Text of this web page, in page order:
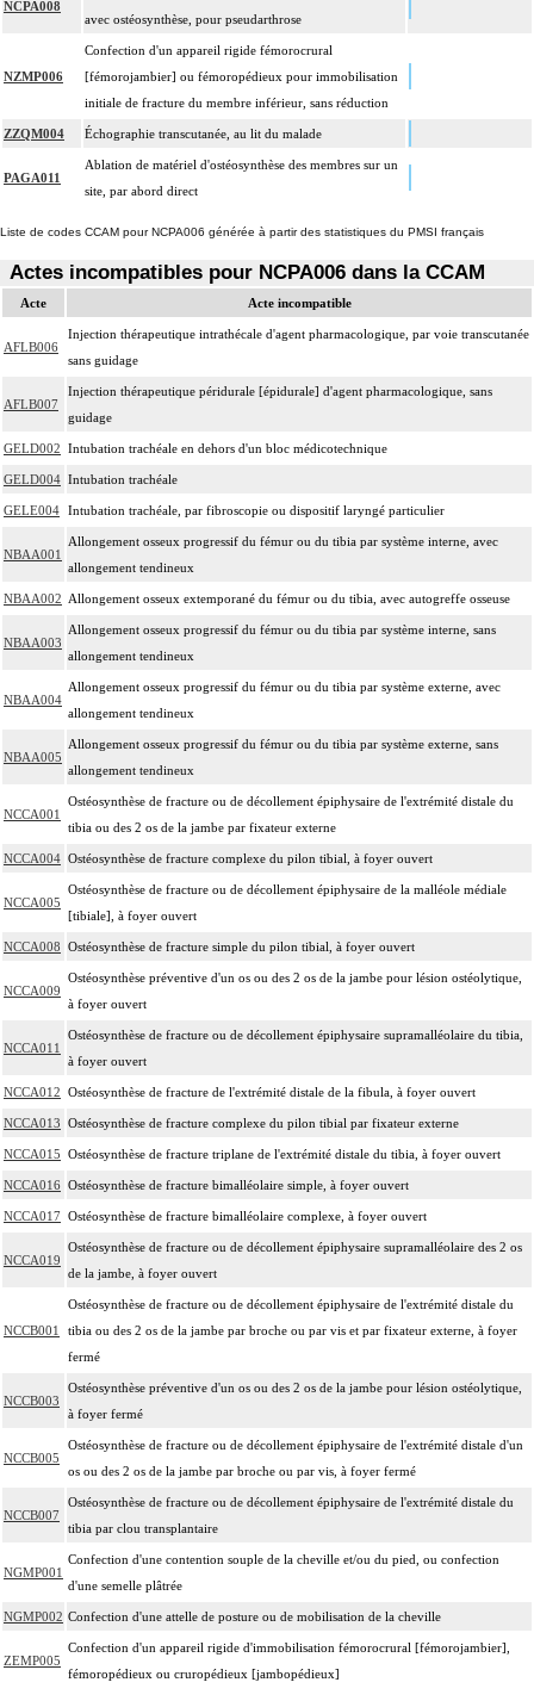
NCPA008
avec ostéosynthèse, pour pseudarthrose
NZMP006
Confection d'un appareil rigide fémorocrural
[fémorojambier] ou fémoropédieux pour immobilisation
initiale de fracture du membre inférieur, sans réduction
ZZQM004 Échographie transcutanée, au lit du malade
PAGA011
Ablation de matériel d'ostéosynthèse des membres sur un
site, par abord direct
Liste de codes CCAM pour NCPA006 générée à partir des statistiques du PMSI français
Actes incompatibles pour NCPA006 dans la CCAM
Acte Acte incompatible
AFLB006
Injection thérapeutique intrathécale d'agent pharmacologique, par voie transcutanée
sans guidage
AFLB007
Injection thérapeutique péridurale [épidurale] d'agent pharmacologique, sans
guidage
GELD002 Intubation trachéale en dehors d'un bloc médicotechnique
GELD004 Intubation trachéale
GELE004 Intubation trachéale, par fibroscopie ou dispositif laryngé particulier
NBAA001
Allongement osseux progressif du fémur ou du tibia par système interne, avec
allongement tendineux
NBAA002 Allongement osseux extemporané du fémur ou du tibia, avec autogreffe osseuse
NBAA003
Allongement osseux progressif du fémur ou du tibia par système interne, sans
allongement tendineux
NBAA004
Allongement osseux progressif du fémur ou du tibia par système externe, avec
allongement tendineux
NBAA005
Allongement osseux progressif du fémur ou du tibia par système externe, sans
allongement tendineux
NCCA001
Ostéosynthèse de fracture ou de décollement épiphysaire de l'extrémité distale du
tibia ou des 2 os de la jambe par fixateur externe
NCCA004 Ostéosynthèse de fracture complexe du pilon tibial, à foyer ouvert
NCCA005
Ostéosynthèse de fracture ou de décollement épiphysaire de la malléole médiale
[tibiale], à foyer ouvert
NCCA008 Ostéosynthèse de fracture simple du pilon tibial, à foyer ouvert
NCCA009
Ostéosynthèse préventive d'un os ou des 2 os de la jambe pour lésion ostéolytique,
à foyer ouvert
NCCA011
Ostéosynthèse de fracture ou de décollement épiphysaire supramalléolaire du tibia,
à foyer ouvert
NCCA012 Ostéosynthèse de fracture de l'extrémité distale de la fibula, à foyer ouvert
NCCA013 Ostéosynthèse de fracture complexe du pilon tibial par fixateur externe
NCCA015 Ostéosynthèse de fracture triplane de l'extrémité distale du tibia, à foyer ouvert
NCCA016 Ostéosynthèse de fracture bimalléolaire simple, à foyer ouvert
NCCA017 Ostéosynthèse de fracture bimalléolaire complexe, à foyer ouvert
NCCA019
Ostéosynthèse de fracture ou de décollement épiphysaire supramalléolaire des 2 os
de la jambe, à foyer ouvert
NCCB001
Ostéosynthèse de fracture ou de décollement épiphysaire de l'extrémité distale du
tibia ou des 2 os de la jambe par broche ou par vis et par fixateur externe, à foyer
fermé
NCCB003
Ostéosynthèse préventive d'un os ou des 2 os de la jambe pour lésion ostéolytique,
à foyer fermé
NCCB005
Ostéosynthèse de fracture ou de décollement épiphysaire de l'extrémité distale d'un
os ou des 2 os de la jambe par broche ou par vis, à foyer fermé
NCCB007
Ostéosynthèse de fracture ou de décollement épiphysaire de l'extrémité distale du
tibia par clou transplantaire
NGMP001
Confection d'une contention souple de la cheville et/ou du pied, ou confection
d'une semelle plâtrée
NGMP002 Confection d'une attelle de posture ou de mobilisation de la cheville
ZEMP005
Confection d'un appareil rigide d'immobilisation fémorocrural [fémorojambier],
fémoropédieux ou cruropédieux [jambopédieux]